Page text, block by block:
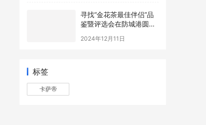
寻找“金花茶最佳伴侣”品
鉴暨评选会在防城港圆满
2024年12月11日
标签
卡萨帝